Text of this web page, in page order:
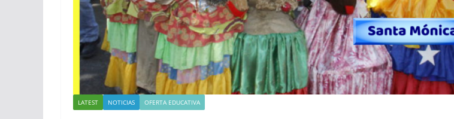
LATEST NOTICIAS OFERTA EDUCATIVA